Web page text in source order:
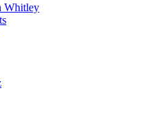
Whitley